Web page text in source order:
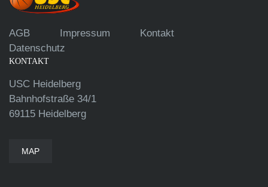
AGB Impressum
Kontakt
Datenschutz
KONTAKT
USC Heidelberg
Bahnhofstraße 34/1
69115 Heidelberg
MAP